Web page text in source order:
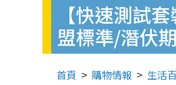
【快速測試
盟標準/潛伏
首頁 購物情報 生活